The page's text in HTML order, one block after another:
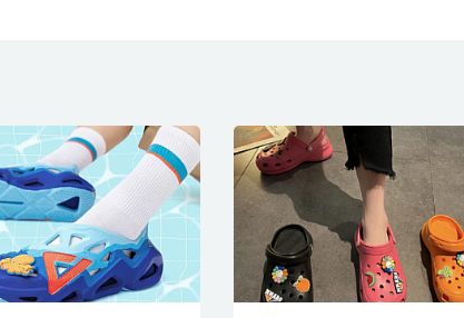
微信零钱截图一键生成工具 钱包余额生成器 2020-08-17